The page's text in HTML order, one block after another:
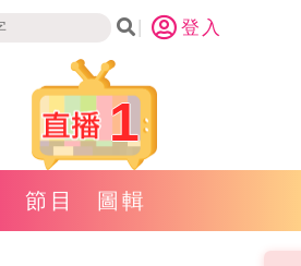
登入
1
節目 圖輯